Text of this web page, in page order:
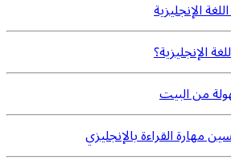
الإنجليزية
الإنجليزية؟
من البيت
مهارة القراءة بالإنجليزي